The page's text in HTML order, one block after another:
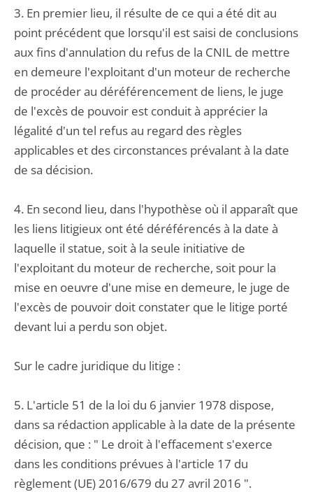
3. En premier lieu, il résulte de ce qui a été dit au
point précédent que lorsqu'il est saisi de conclusions
aux fins d'annulation du refus de la CNIL de mettre
en demeure l'exploitant d'un moteur de recherche
de procéder au déréférencement de liens, le juge
de l'excès de pouvoir est conduit à apprécier la
légalité d'un tel refus au regard des règles
applicables et des circonstances prévalant à la date
de sa décision.
4. En second lieu, dans l'hypothèse où il apparaît que
les liens litigieux ont été déréférencés à la date à
laquelle il statue, soit à la seule initiative de
l'exploitant du moteur de recherche, soit pour la
mise en oeuvre d'une mise en demeure, le juge de
l'excès de pouvoir doit constater que le litige porté
devant lui a perdu son objet.
Sur le cadre juridique du litige :
5. L'article 51 de la loi du 6 janvier 1978 dispose,
dans sa rédaction applicable à la date de la présente
décision, que : " Le droit à l'effacement s'exerce
dans les conditions prévues à l'article 17 du
règlement (UE) 2016/679 du 27 avril 2016 ".